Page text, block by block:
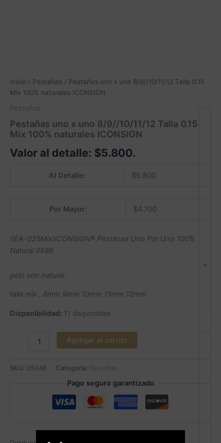
Inicio / Pestañas / Pestañas uno x uno 8/9//10/11/12 Talla 0.15
Mix 100% naturales ICONSIGN
Pestañas
Pestañas uno x uno 8/9//10/11/12 Talla 0.15
Mix 100% naturales ICONSIGN
Valor al detalle: $5.800.
Al Detalle: $5.800
Por Mayor: $4.700
(IEA-025Mix)ICONSIGN® Pestanas Uno Por Uno 100%
Natural 0599
pelo son natural .
talla mix , 8mm 9mm 10mm 11mm 12mm
Disponibilidad: 11 disponibles
-
Agregar al carrito
SKU: 05046 Categoría: Pestañas
Pago seguro garantizado